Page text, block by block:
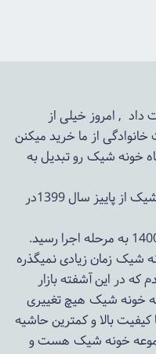
, امروز خیلی از
از ما خرید میکنن
خونه شیکرو تبدیل به
ایده طراحی و ساخت وبسایت خونه شیک از پاییز سال 1399در
شیکزمان زیادی نمیگذره
که در این آشفته بازار
خونه شیک هیچ تغییری
بالا و کمترین حاشیه
خونه شیک هست و